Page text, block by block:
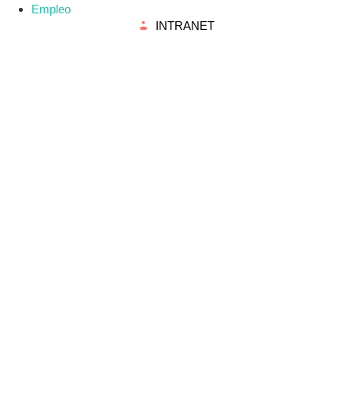
Empleo
INTRANET